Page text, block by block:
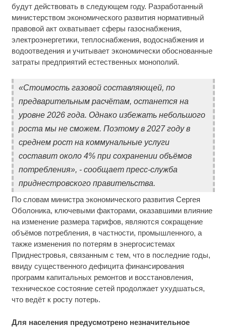
будут действовать в следующем году. Разработанный
министерством экономического развития нормативный
правовой акт охватывает сферы газоснабжения,
электроэнергетики, теплоснабжения, водоснабжения и
водоотведения и учитывает экономически обоснованные
затраты предприятий естественных монополий.
«Стоимость газовой составляющей, по
предварительным расчётам, останется на
уровне 2026 года. Однако избежать небольшого
роста мы не сможем. Поэтому в 2027 году в
среднем рост на коммунальные услуги
составит около 4% при сохранении объёмов
потребления», - сообщает пресс-служба
приднестровского правительства.
По словам министра экономического развития Сергея
Оболоника, ключевыми факторами, оказавшими влияние
на изменение размера тарифов, являются сокращение
объёмов потребления, в частности, промышленного, а
также изменения по потерям в энергосистемах
Приднестровья, связанным с тем, что в последние годы,
ввиду существенного дефицита финансирования
программ капитальных ремонтов и восстановления,
техническое состояние сетей продолжает ухудшаться,
что ведёт к росту потерь.
Для населения предусмотрено незначительное
i
Ржу не переставая, это видео пересмотришь не
раз
Скрытые признаки рака: на такое никто не
обращает внимание, а зря!